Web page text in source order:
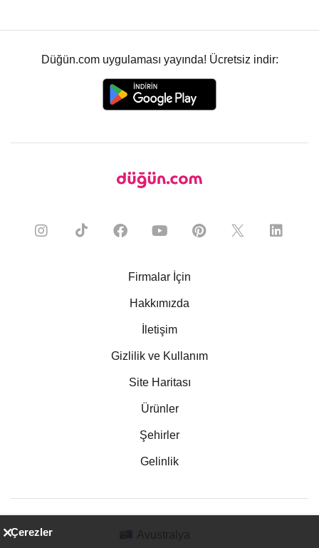
Düğün.com uygulaması yayında! Ücretsiz indir:
Firmalar İçin
Hakkımızda
İletişim
Gizlilik ve Kullanım
Site Haritası
Ürünler
Şehirler
Gelinlik
Çerezler